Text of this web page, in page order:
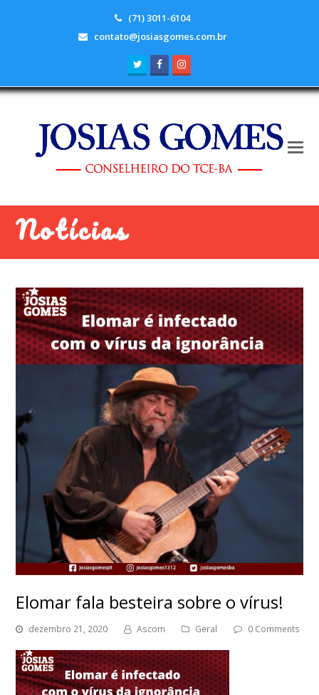
(71) 3011-6104
contato@josiasgomes.com.br
TwitterFacebook
Notícias
Elomar fala besteira sobre o vírus!
dezembro 21, 2020 Ascom Geral 0 Comments